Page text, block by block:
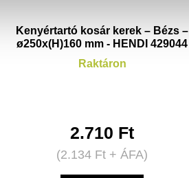
Kenyértartó kosár kerek – Bézs –
ø250x(H)160 mm - HENDI 429044
Raktáron
2.710 Ft
(2.134 Ft + ÁFA)